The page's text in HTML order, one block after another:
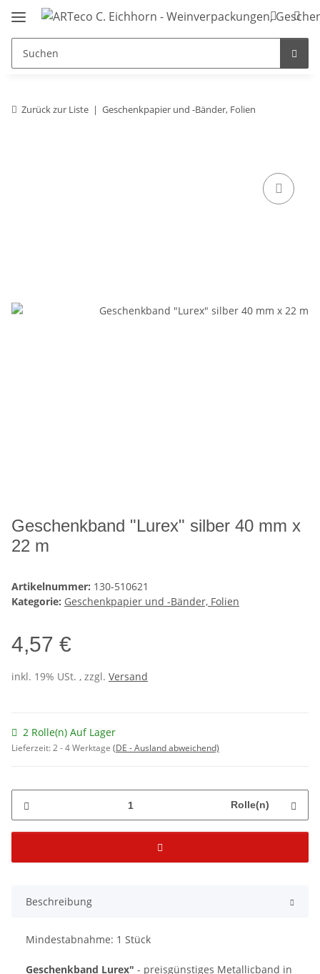
Zurück zur Liste Geschenkpapier und -Bänder, Folien
Geschenkband "Lurex" silber 40 mm x
22 m
Artikelnummer: 130-510621
Kategorie: Geschenkpapier und -Bänder, Folien
4,57 €
inkl. 19% USt. , zzgl. Versand
2 Rolle(n) Auf Lager
Lieferzeit:2 - 4 Werktage (DE - Ausland abweichend)
Rolle(n)
Beschreibung
Mindestabnahme: 1 Stück
Geschenkband Lurex" - preisgünstiges Metallicband in